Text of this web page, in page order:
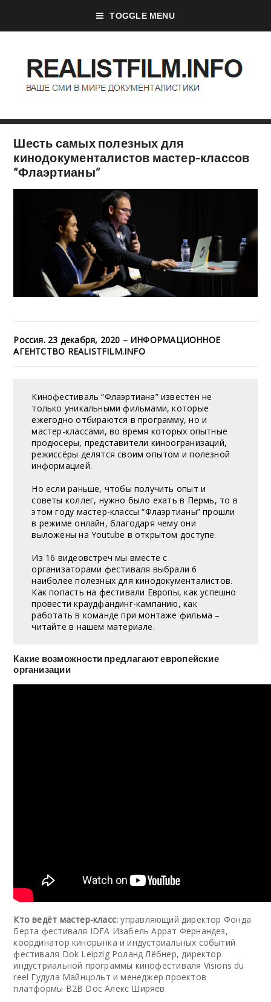
TOGGLE MENU
Шесть самых полезных для
кинодокументалистов мастер-классов
“Флаэртианы”
Россия. 23 декабря, 2020 – ИНФОРМАЦИОННОЕ
АГЕНТСТВО REALISTFILM.INFO
Кинофестиваль “Флаэртиана” известен не
только уникальными фильмами, которые
ежегодно отбираются в программу, но и
мастер-классами, во время которых опытные
продюсеры, представители киноогранизаций,
режиссёры делятся своим опытом и полезной
информацией.
Но если раньше, чтобы получить опыт и
советы коллег, нужно было ехать в Пермь, то в
этом году мастер-классы “Флаэртианы” прошли
в режиме онлайн, благодаря чему они
выложены на Youtube в открытом доступе.
Из 16 видеовстреч мы вместе с
организаторами фестиваля выбрали 6
наиболее полезных для кинодокументалистов.
Как попасть на фестивали Европы, как успешно
провести краудфандинг-кампанию, как
работать в команде при монтаже фильма –
читайте в нашем материале.
Какие возможности предлагают европейские
организации
Кто ведёт мастер-класс: управляющий директор Фонда
Берта фестиваля IDFA Изабель Аррат Фернандез,
координатор кинорынка и индустриальных событий
фестиваля Dok Leipzig Роланд Лёбнер, директор
индустриальной программы кинофестиваля Visions du
reel Гудула Майнцольт и менеджер проектов
платформы B2B Doc Алекс Ширяев